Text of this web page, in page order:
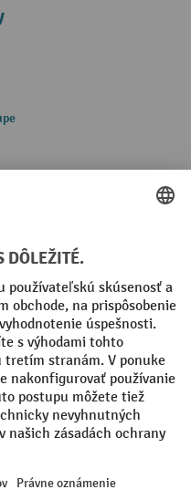
and possible delivery charges,